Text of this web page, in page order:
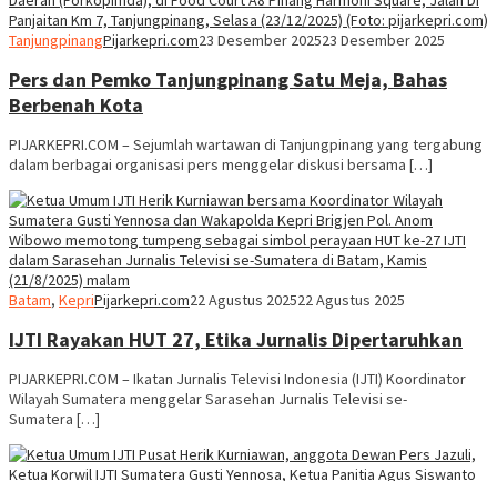
TanjungpinangPijarkepri.com23 Desember 202523 Desember 2025
Pers dan Pemko Tanjungpinang Satu Meja, Bahas
Berbenah Kota
PIJARKEPRI.COM – Sejumlah wartawan di Tanjungpinang yang tergabung
dalam berbagai organisasi pers menggelar diskusi bersama […]
Batam, KepriPijarkepri.com22 Agustus 202522 Agustus 2025
IJTI Rayakan HUT 27, Etika Jurnalis Dipertaruhkan
PIJARKEPRI.COM – Ikatan Jurnalis Televisi Indonesia (IJTI) Koordinator
Wilayah Sumatera menggelar Sarasehan Jurnalis Televisi se-
Sumatera […]